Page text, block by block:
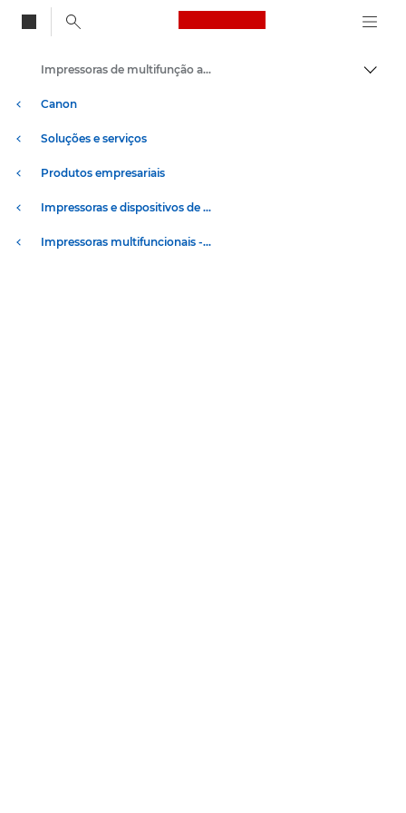
Canon Logo, back
Canon
Soluções e serviços
Produtos empresariais
Impressoras e dispositivos de fax empresariais
Impressoras multifuncionais - Impressoras multifunções
Impressoras de multifunção a cores